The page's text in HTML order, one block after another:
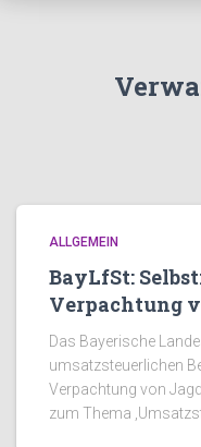
ALLGEMEIN
BayLfSt:
Verpachtung
Das Bayerische
umsatzsteuerlichen
Verpachtung von
zum Thema